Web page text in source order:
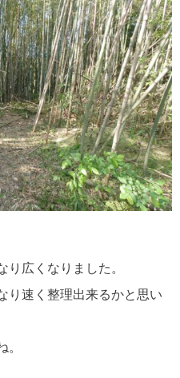
広くなりました。
り速く整理出来るかと思い
。